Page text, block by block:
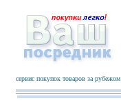
сервис покупок товаров за рубежом